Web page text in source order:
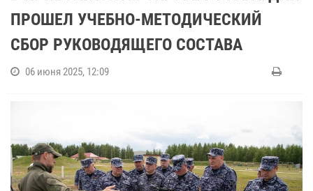
ПРОШЕЛ УЧЕБНО-МЕТОДИЧЕСКИЙ
СБОР РУКОВОДЯЩЕГО СОСТАВА
06 июня 2025, 12:09